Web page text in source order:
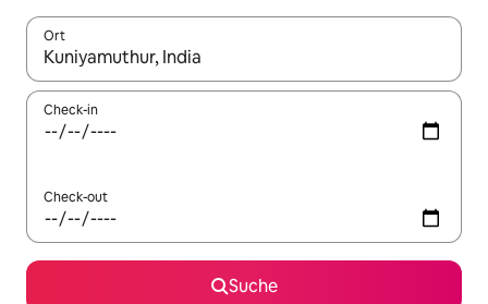
Ort
Wenn Ergebnisse verfügbar sind, navigiere mit den
Check-in
Check-out
Suche